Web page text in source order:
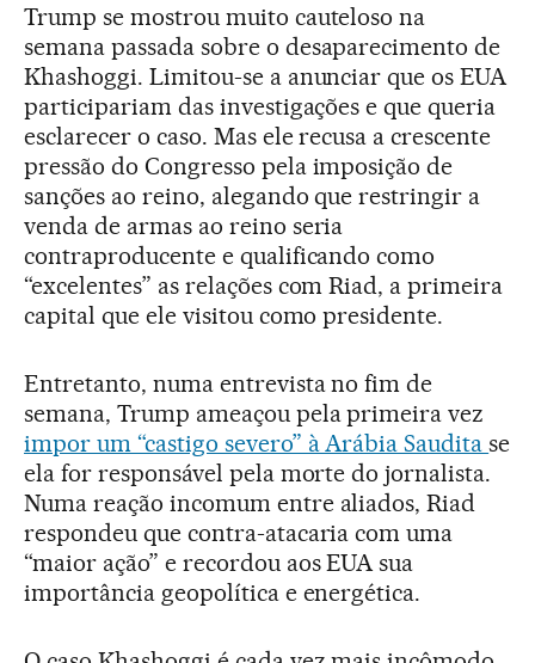
Trump se mostrou muito cauteloso na
semana passada sobre o desaparecimento de
Khashoggi. Limitou-se a anunciar que os EUA
participariam das investigações e que queria
esclarecer o caso. Mas ele recusa a crescente
pressão do Congresso pela imposição de
sanções ao reino, alegando que restringir a
venda de armas ao reino seria
contraproducente e qualificando como
“excelentes” as relações com Riad, a primeira
capital que ele visitou como presidente.
Entretanto, numa entrevista no fim de
semana, Trump ameaçou pela primeira vez
impor um “castigo severo” à Arábia Sauditase
ela for responsável pela morte do jornalista.
Numa reação incomum entre aliados, Riad
respondeu que contra-atacaria com uma
“maior ação” e recordou aos EUA sua
importância geopolítica e energética.